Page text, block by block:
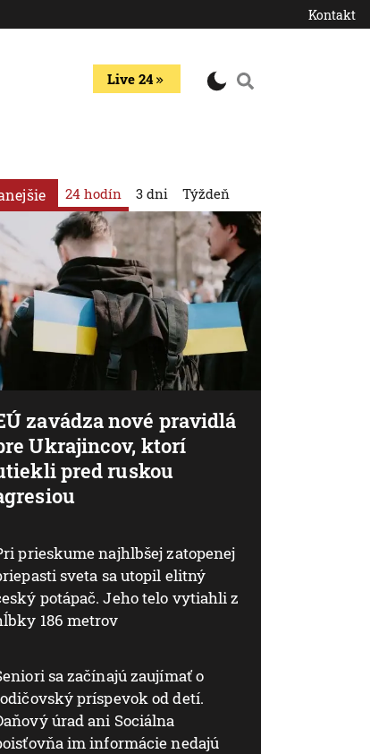
Kontakt
Live 24
24 hodín
zavádza nové pravidlá
Ukrajincov, ktorí
pred ruskou
prieskume najhlbšej zatopenej
sveta sa utopil elitný
potápač. Jeho telo vytiahli z
186 metrov
sa začínajú zaujímať o
príspevok od detí.
úrad ani Sociálna
im informácie nedajú
3 dni Týždeň